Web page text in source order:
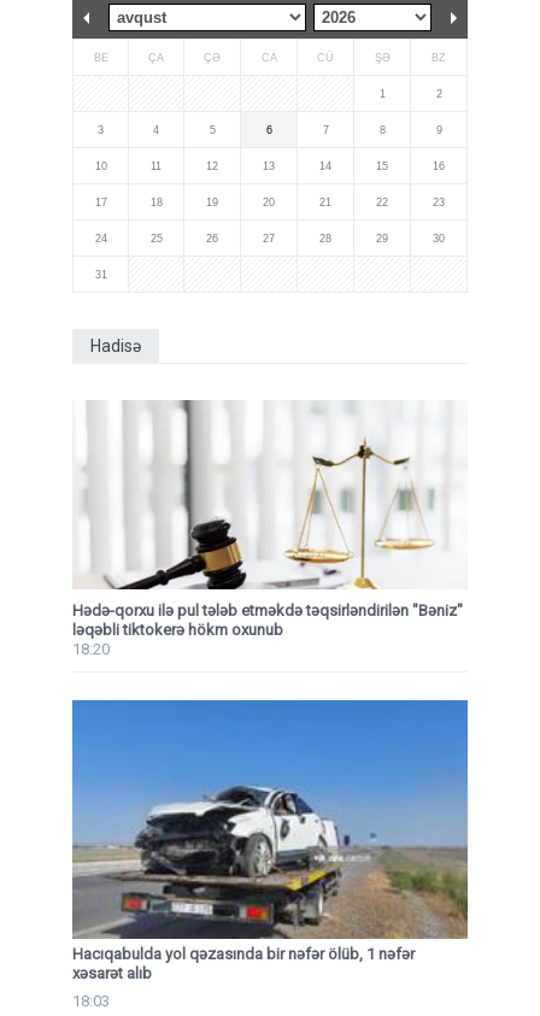
BE ÇA ÇƏ CA CÜ ŞƏ BZ
1 2
3 4 5 6 7 8 9
10 11 12 13 14 15 16
17 18 19 20 21 22 23
24 25 26 27 28 29 30
31
Hadisə
Hədə-qorxu ilə pul tələb etməkdə təqsirləndirilən "Bəniz"
ləqəbli tiktokerə hökm oxunub
18:20
Hacıqabulda yol qəzasında bir nəfər ölüb, 1 nəfər
xəsarət alıb
18:03